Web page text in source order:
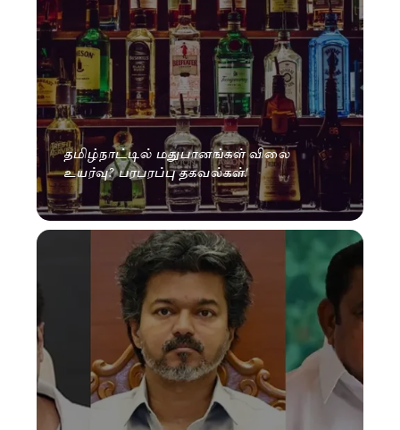
தமிழ்நாட்டில் மதுபானங்கள் விலை
உயர்வு? பரபரப்பு தகவல்கள்!